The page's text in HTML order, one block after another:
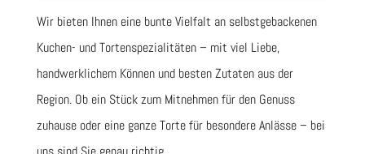
Wir bieten Ihnen eine bunte Vielfalt an selbstgebackenen
Kuchen- und Tortenspezialitäten – mit viel Liebe,
handwerklichem Können und besten Zutaten aus der
Region. Ob ein Stück zum Mitnehmen für den Genuss
zuhause oder eine ganze Torte für besondere Anlässe – bei